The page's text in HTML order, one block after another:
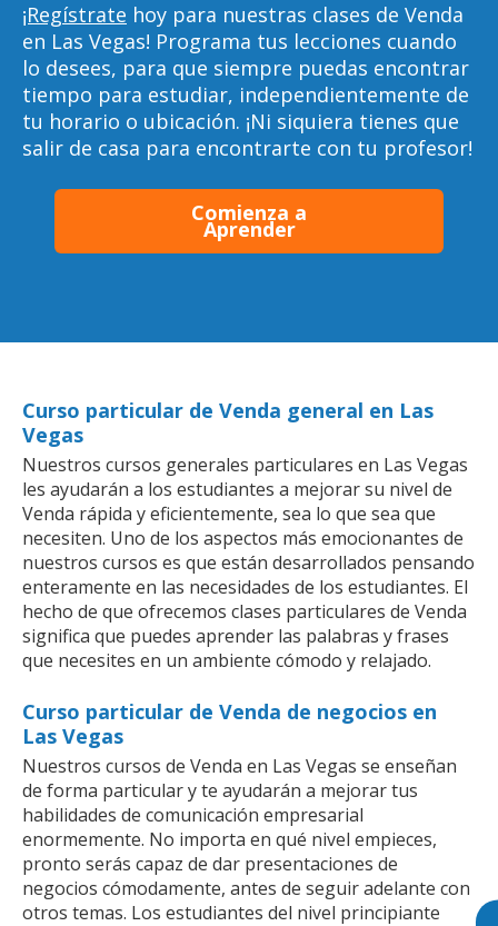
¡Regístrate hoy para nuestras clases de Venda
en Las Vegas! Programa tus lecciones cuando
lo desees, para que siempre puedas encontrar
tiempo para estudiar, independientemente de
tu horario o ubicación. ¡Ni siquiera tienes que
salir de casa para encontrarte con tu profesor!
Comienza a
Aprender
Curso particular de Venda general en Las
Vegas
Nuestros cursos generales particulares en Las Vegas
les ayudarán a los estudiantes a mejorar su nivel de
Venda rápida y eficientemente, sea lo que sea que
necesiten. Uno de los aspectos más emocionantes de
nuestros cursos es que están desarrollados pensando
enteramente en las necesidades de los estudiantes. El
hecho de que ofrecemos clases particulares de Venda
significa que puedes aprender las palabras y frases
que necesites en un ambiente cómodo y relajado.
Curso particular de Venda de negocios en
Las Vegas
Nuestros cursos de Venda en Las Vegas se enseñan
de forma particular y te ayudarán a mejorar tus
habilidades de comunicación empresarial
enormemente. No importa en qué nivel empieces,
pronto serás capaz de dar presentaciones de
negocios cómodamente, antes de seguir adelante con
otros temas. Los estudiantes del nivel principiante